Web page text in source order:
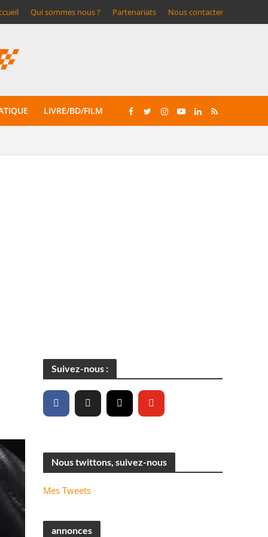
Qui sommes nous ? Partenariats Nous contacter
LIVRE/BD/FILM
Suivez-nous :
Nous twittons, suivez-nous
Mes Tweets
annonces